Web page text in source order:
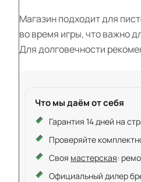
Магазин подходит для
во время игры, что важно
Для долговечности
Что мы даём от себя
Гарантия 14 дней на
Проверяйте
Своя мастерская:
Официальный дилер